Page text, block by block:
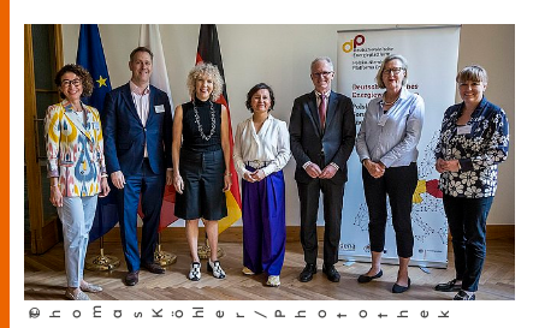
©
Tho m
as
Köh l er/Photothek